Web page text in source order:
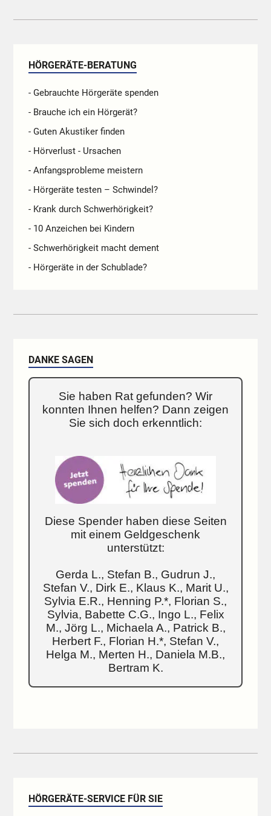
HÖRGERÄTE-BERATUNG
- Gebrauchte Hörgeräte spenden
- Brauche ich ein Hörgerät?
- Guten Akustiker finden
- Hörverlust - Ursachen
- Anfangsprobleme meistern
- Hörgeräte testen – Schwindel?
- Krank durch Schwerhörigkeit?
- 10 Anzeichen bei Kindern
- Schwerhörigkeit macht dement
- Hörgeräte in der Schublade?
DANKE SAGEN
Sie haben Rat gefunden? Wir
konnten Ihnen helfen? Dann zeigen
Sie sich doch erkenntlich:
Diese Spender haben diese Seiten
mit einem Geldgeschenk
unterstützt:
Gerda L., Stefan B., Gudrun J.,
Stefan V., Dirk E., Klaus K., Marit U.,
Sylvia E.R., Henning P.*, Florian S.,
Sylvia, Babette C.G., Ingo L., Felix
M., Jörg L., Michaela A., Patrick B.,
Herbert F., Florian H.*, Stefan V.,
Helga M., Merten H., Daniela M.B.,
Bertram K.
HÖRGERÄTE-SERVICE FÜR SIE